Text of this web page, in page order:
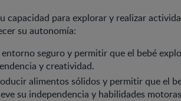
capacidad para explorar y realizar
su autonomía:
seguro y permitir que el bebé
y creatividad.
alimentos sólidos y permitir que el
su independencia y habilidades